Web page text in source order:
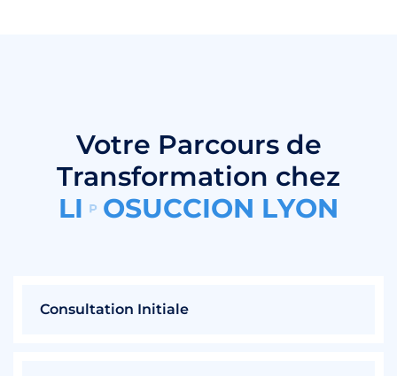
Votre Parcours de
Transformation chez
LI P OSUCCION LYON
Consultation Initiale